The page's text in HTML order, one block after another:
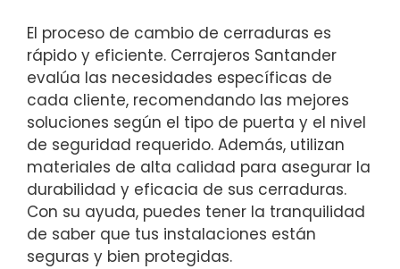
El proceso de cambio de cerraduras es
rápido y eficiente. Cerrajeros Santander
evalúa las necesidades específicas de
cada cliente, recomendando las mejores
soluciones según el tipo de puerta y el nivel
de seguridad requerido. Además, utilizan
materiales de alta calidad para asegurar la
durabilidad y eficacia de sus cerraduras.
Con su ayuda, puedes tener la tranquilidad
de saber que tus instalaciones están
seguras y bien protegidas.